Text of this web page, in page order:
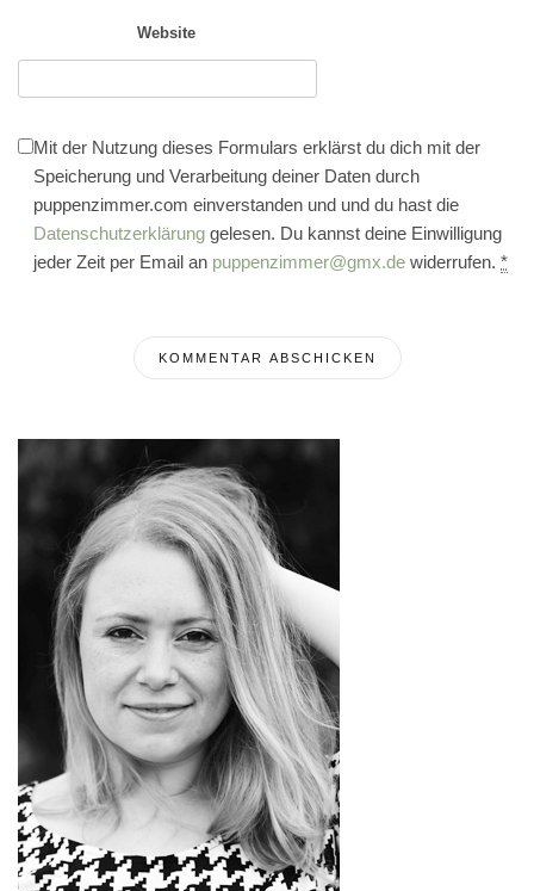
Website
Mit der Nutzung dieses Formulars erklärst du dich mit der
Speicherung und Verarbeitung deiner Daten durch
puppenzimmer.com einverstanden und und du hast die
Datenschutzerklärung gelesen. Du kannst deine Einwilligung
jeder Zeit per Email an puppenzimmer@gmx.de widerrufen. *